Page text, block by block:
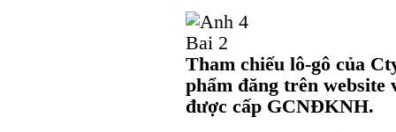
Tham chiếu lô-gô của
phẩm đăng trên
được cấp GCNĐKNH.